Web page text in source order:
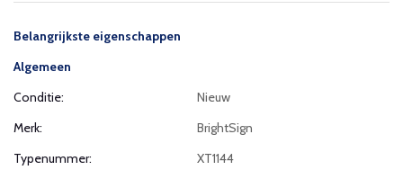
Belangrijkste eigenschappen
Algemeen
Conditie:
Nieuw
Merk:
BrightSign
Typenummer:
XT1144